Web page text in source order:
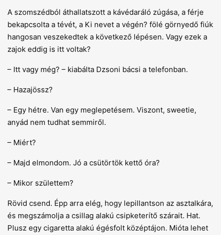
A szomszédból áthallatszott a kávédaráló zúgása, a férje
bekapcsolta a tévét, a Ki nevet a végén? fölé görnyedő fiúk
hangosan veszekedtek a következő lépésen. Vagy ezek a
zajok eddig is itt voltak?
– Itt vagy még? – kiabálta Dzsoni bácsi a telefonban.
– Hazajössz?
– Egy hétre. Van egy meglepetésem. Viszont, sweetie,
anyád nem tudhat semmiről.
– Miért?
– Majd elmondom. Jó a csütörtök kettő óra?
– Mikor születtem?
Rövid csend. Épp arra elég, hogy lepillantson az asztalkára,
és megszámolja a csillag alakú csipketerítő szárait. Hat.
Plusz egy cigaretta alakú égésfolt középtájon. Mióta lehet